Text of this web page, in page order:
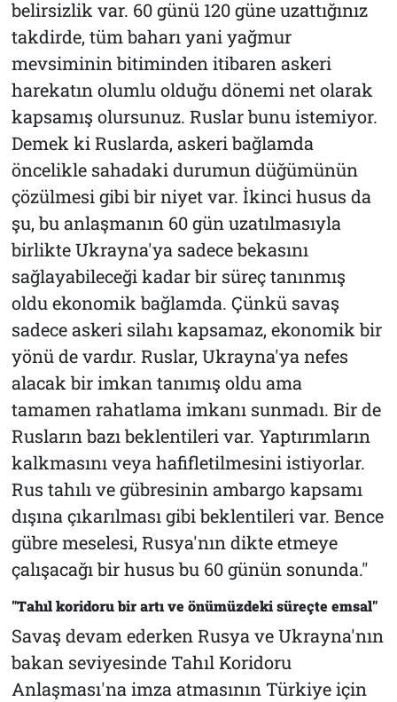
belirsizlik var. 60 günü 120 güne uzattığınız
takdirde, tüm baharı yani yağmur
mevsiminin bitiminden itibaren askeri
harekatın olumlu olduğu dönemi net olarak
kapsamış olursunuz. Ruslar bunu istemiyor.
Demek ki Ruslarda, askeri bağlamda
öncelikle sahadaki durumun düğümünün
çözülmesi gibi bir niyet var. İkinci husus da
şu, bu anlaşmanın 60 gün uzatılmasıyla
birlikte Ukrayna'ya sadece bekasını
sağlayabileceği kadar bir süreç tanınmış
oldu ekonomik bağlamda. Çünkü savaş
sadece askeri silahı kapsamaz, ekonomik bir
yönü de vardır. Ruslar, Ukrayna'ya nefes
alacak bir imkan tanımış oldu ama
tamamen rahatlama imkanı sunmadı. Bir de
Rusların bazı beklentileri var. Yaptırımların
kalkmasını veya hafifletilmesini istiyorlar.
Rus tahılı ve gübresinin ambargo kapsamı
dışına çıkarılması gibi beklentileri var. Bence
gübre meselesi, Rusya'nın dikte etmeye
çalışacağı bir husus bu 60 günün sonunda."
"Tahıl koridoru bir artı ve önümüzdeki süreçte emsal"
Savaş devam ederken Rusya ve Ukrayna'nın
bakan seviyesinde Tahıl Koridoru
Anlaşması'na imza atmasının Türkiye için